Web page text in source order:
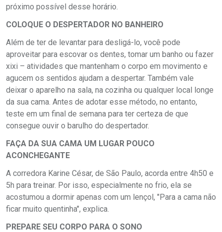
próximo possível desse horário.
COLOQUE O DESPERTADOR NO BANHEIRO
Além de ter de levantar para desligá-lo, você pode
aproveitar para escovar os dentes, tomar um banho ou fazer
xixi – atividades que mantenham o corpo em movimento e
agucem os sentidos ajudam a despertar. Também vale
deixar o aparelho na sala, na cozinha ou qualquer local longe
da sua cama. Antes de adotar esse método, no entanto,
teste em um final de semana para ter certeza de que
consegue ouvir o barulho do despertador.
FAÇA DA SUA CAMA UM LUGAR POUCO
ACONCHEGANTE
A corredora Karine César, de São Paulo, acorda entre 4h50 e
5h para treinar. Por isso, especialmente no frio, ela se
acostumou a dormir apenas com um lençol, "Para a cama não
ficar muito quentinha", explica.
PREPARE SEU CORPO PARA O SONO